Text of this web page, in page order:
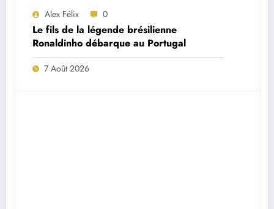
Alex Félix 0
Le fils de la légende brésilienne
Ronaldinho débarque au Portugal
7 Août 2026